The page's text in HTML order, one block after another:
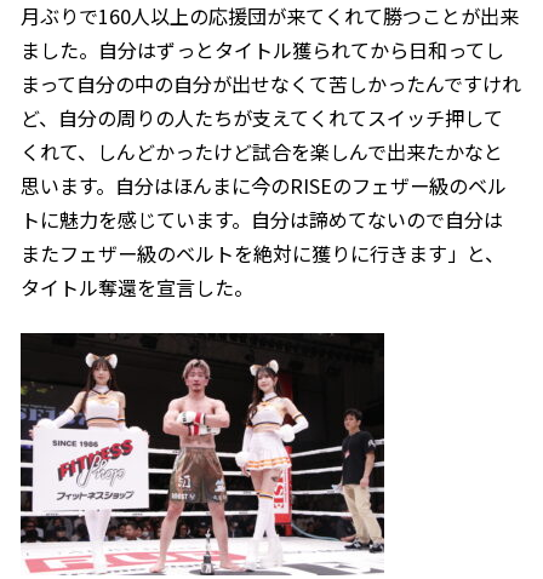
月ぶりで160人以上の応援団が来てくれて勝つことが出来
ました。自分はずっとタイトル獲られてから日和ってし
まって自分の中の自分が出せなくて苦しかったんですけれ
ど、自分の周りの人たちが支えてくれてスイッチ押して
くれて、しんどかったけど試合を楽しんで出来たかなと
思います。自分はほんまに今のRISEのフェザー級のベル
トに魅力を感じています。自分は諦めてないので自分は
またフェザー級のベルトを絶対に獲りに行きます」と、
タイトル奪還を宣言した。